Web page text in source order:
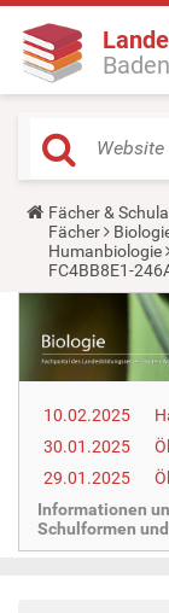
Y
o
u
a
r
e
r
e
Fächer &
Fächer
Humanbiologie
FC4BB8E1-
10.02.2025
30.01.2025
29.01.2025
Informationen
Schulformen